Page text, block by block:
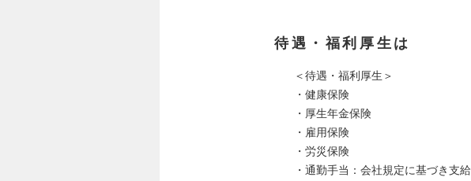
待遇・福利厚生は
＜待遇・福利厚生＞
・健康保険
・厚生年金保険
・雇用保険
・労災保険
・通勤手当：会社規定に基づき支給